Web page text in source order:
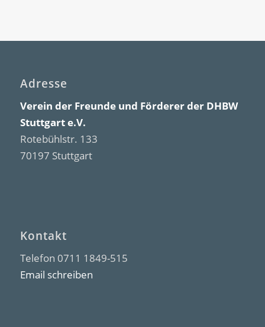
Adresse
Verein der Freunde und Förderer der DHBW
Stuttgart e.V.
Rotebühlstr. 133
70197 Stuttgart
Kontakt
Telefon 0711 1849-515
Email schreiben